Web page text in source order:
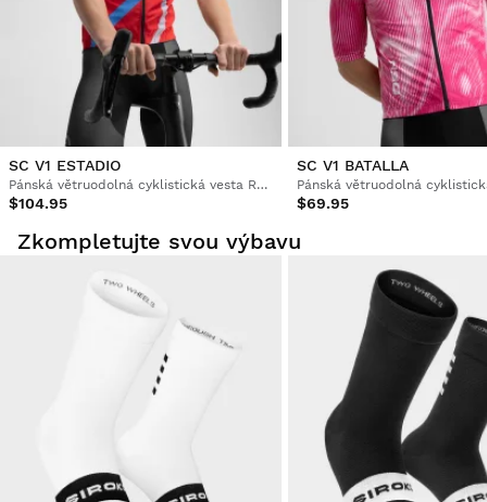
Windproof Cycling Vest Siroko V1 Blaast XXL
dobré pro sjezdy
1 osoba Shledala(y) toto hodnocení užitečné
Bylo toto hodnocení užitečná? Sdílet před 2 roky
2
SC V1 ESTADIO
Pánská větruodolná cyklistická vesta Real Sporting de Gijón x Siroko
$104.95
SC V1 BATALLA
$69.95
Zkompletujte svou výbavu